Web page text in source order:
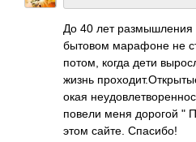
До 40 лет
бытовом мара­фоне не
потом, когда дети
жизнь
окая
повели меня дорогой "
этом сайте. Спас­ибо!